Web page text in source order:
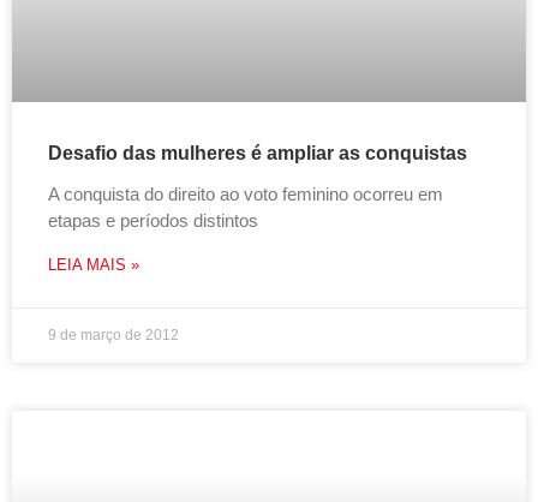
Desafio das mulheres é ampliar as conquistas
A conquista do direito ao voto feminino ocorreu em
etapas e períodos distintos
LEIA MAIS »
9 de março de 2012